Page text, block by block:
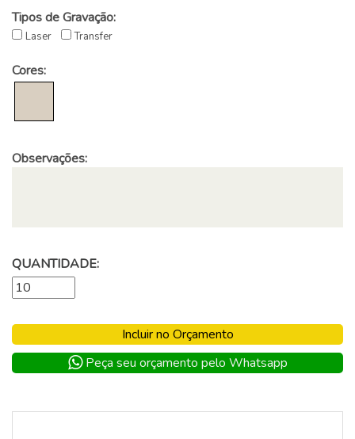
Tipos de Gravação:
Laser Transfer
Cores:
Observações:
QUANTIDADE:
Incluir no Orçamento
Peça seu orçamento pelo Whatsapp